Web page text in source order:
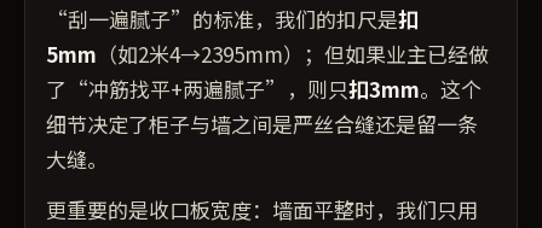
“刮一遍腻子”的标准，我们的扣尺是扣
5mm （如2米4→2395mm）；但如果业主已经做
了“冲筋找平+两遍腻子”，则只扣3mm。这个
细节决定了柜子与墙之间是严丝合缝还是留一条
大缝。
更重要的是收口板宽度：墙面平整时，我们只用